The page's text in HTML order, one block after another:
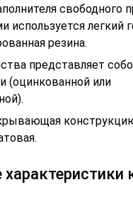
свободного
используется легкий
резина.
представляет
(оцинкованной или
характеристики